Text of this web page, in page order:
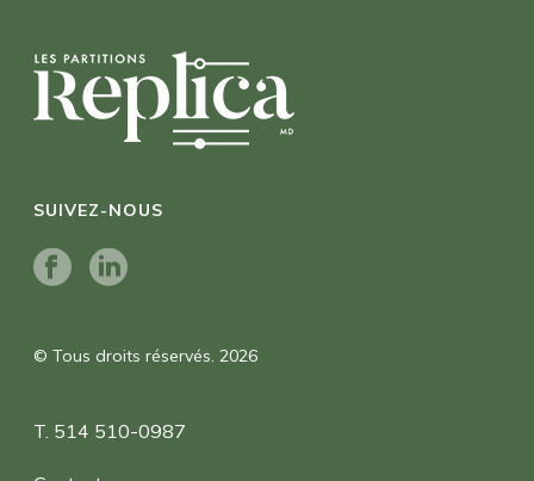
SUIVEZ-NOUS
© Tous droits réservés. 2026
T. 514 510-0987